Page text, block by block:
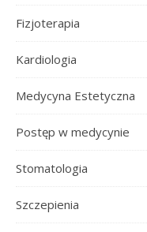
Fizjoterapia
Kardiologia
Medycyna Estetyczna
Postęp w medycynie
Stomatologia
Szczepienia